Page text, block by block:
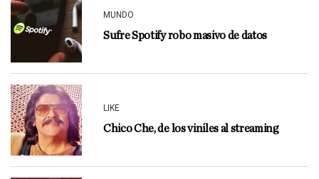
MUNDO
Sufre Spotify robo masivo de datos
LIKE
Chico Che, de los viniles al streaming